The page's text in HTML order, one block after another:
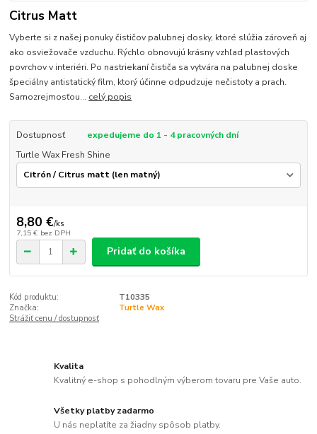
Citrus Matt
Vyberte si z našej ponuky čističov palubnej dosky, ktoré slúžia zároveň aj
ako osviežovače vzduchu. Rýchlo obnovujú krásny vzhľad plastových
povrchov v interiéri. Po nastriekaní čističa sa vytvára na palubnej doske
špeciálny antistatický film, ktorý účinne odpudzuje nečistoty a prach.
Samozrejmosťou... celý popis
Dostupnosť
expedujeme do 1 - 4 pracovných dní
Turtle Wax Fresh Shine
8,80 €/ks
7,15 € bez DPH
Pridať do košíka
Kód produktu:
T10335
Značka:
Turtle Wax
Strážiť cenu / dostupnosť
Kvalita
Kvalitný e-shop s pohodlným výberom tovaru pre Vaše auto.
Všetky platby zadarmo
U nás neplatíte za žiadny spôsob platby.